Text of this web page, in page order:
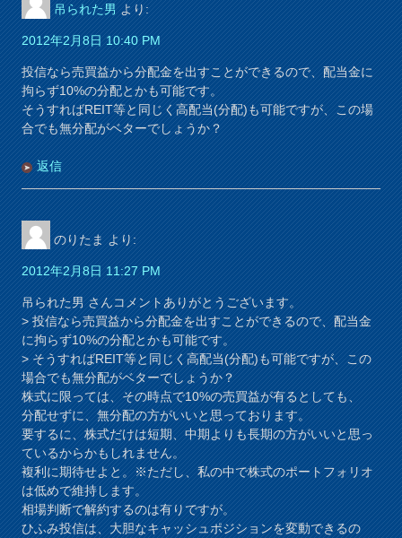
吊られた男 より:
2012年2月8日 10:40 PM
投信なら売買益から分配金を出すことができるので、配当金に
拘らず10%の分配とかも可能です。
そうすればREIT等と同じく高配当(分配)も可能ですが、この場
合でも無分配がベターでしょうか？
返信
のりたま より:
2012年2月8日 11:27 PM
吊られた男 さんコメントありがとうございます。
> 投信なら売買益から分配金を出すことができるので、配当金
に拘らず10%の分配とかも可能です。
> そうすればREIT等と同じく高配当(分配)も可能ですが、この
場合でも無分配がベターでしょうか？
株式に限っては、その時点で10%の売買益が有るとしても、
分配せずに、無分配の方がいいと思っております。
要するに、株式だけは短期、中期よりも長期の方がいいと思っ
ているからかもしれません。
複利に期待せよと。※ただし、私の中で株式のポートフォリオ
は低めで維持します。
相場判断で解約するのは有りですが。
ひふみ投信は、大胆なキャッシュポジションを変動できるの